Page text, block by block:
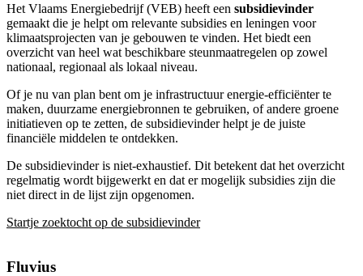
Het Vlaams Energiebedrijf (VEB) heeft een subsidievinder
gemaakt die je helpt om relevante subsidies en leningen voor
klimaatsprojecten van je gebouwen te vinden. Het biedt een
overzicht van heel wat beschikbare steunmaatregelen op zowel
nationaal, regionaal als lokaal niveau.
Of je nu van plan bent om je infrastructuur energie-efficiënter te
maken, duurzame energiebronnen te gebruiken, of andere groene
initiatieven op te zetten, de subsidievinder helpt je de juiste
financiële middelen te ontdekken.
De subsidievinder is niet-exhaustief. Dit betekent dat het overzicht
regelmatig wordt bijgewerkt en dat er mogelijk subsidies zijn die
niet direct in de lijst zijn opgenomen.
Startje zoektocht op de subsidievinder
Fluvius